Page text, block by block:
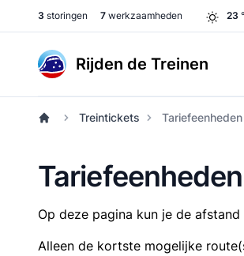
3 storingen 7 werkzaamheden 23
Rijden de Treinen
Treintickets Tariefeenheden
Tariefeenheden
Op deze pagina kun je de
Alleen de kortste mogelijke